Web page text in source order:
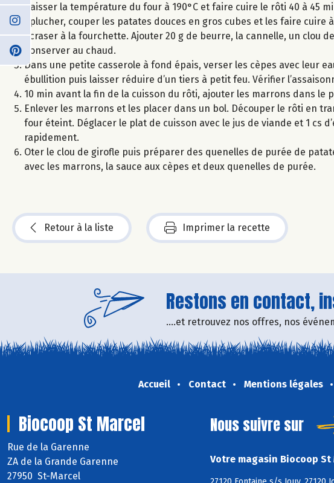
Baisser la température du four à 190°C et faire cuire le rôti 40 à 45
Eplucher, couper les patates douces en gros cubes et les faire
écraser à la fourchette. Ajouter 20 g de beurre, la cannelle, un clou
Conserver au chaud.
Dans une petite casserole à fond épais, verser les cèpes avec leur
ébullition puis laisser réduire d’un tiers à petit feu. Vérifier
10 min avant la fin de la cuisson du rôti, ajouter les marrons dans le
Enlever les marrons et les placer dans un bol. Découper le rôti en
four éteint. Déglacer le plat de cuisson avec le jus de viande et 1 cs
rapidement.
Oter le clou de girofle puis préparer des quenelles de purée de
avec les marrons, la sauce aux cèpes et deux quenelles de purée.
Retour à la liste Imprimer la recette
Restons en contact,
....et retrouvez nos offres, nos
Accueil Contact Mentions légales
Biocoop St Marcel
Rue de la Garenne
ZA de la Grande Garenne
27950 St-Marcel
Nous suivre sur
Votre magasin Biocoop St